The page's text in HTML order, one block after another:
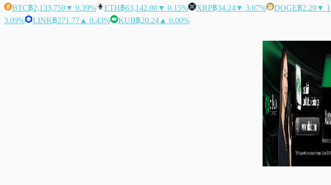
BTC฿2,133,759▼ 0.39% ETH฿63,142.00▼ 0.15% XRP฿34.24▼ 3.07% DOGE฿2.29▼
3.09%
LINK฿271.77 ▲ 0.43% KUB฿20.24 ▲ 0.00%